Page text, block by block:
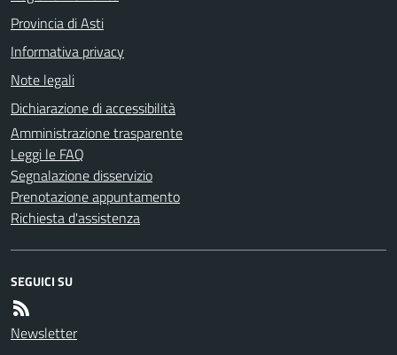
Provincia di Asti
Informativa privacy
Note legali
Dichiarazione di accessibilità
Amministrazione trasparente
Leggi le FAQ
Segnalazione disservizio
Prenotazione appuntamento
Richiesta d'assistenza
SEGUICI SU
Newsletter